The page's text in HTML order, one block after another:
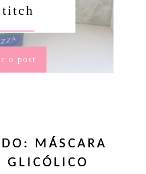
o post
MÁSCARA
GLICÓLICO